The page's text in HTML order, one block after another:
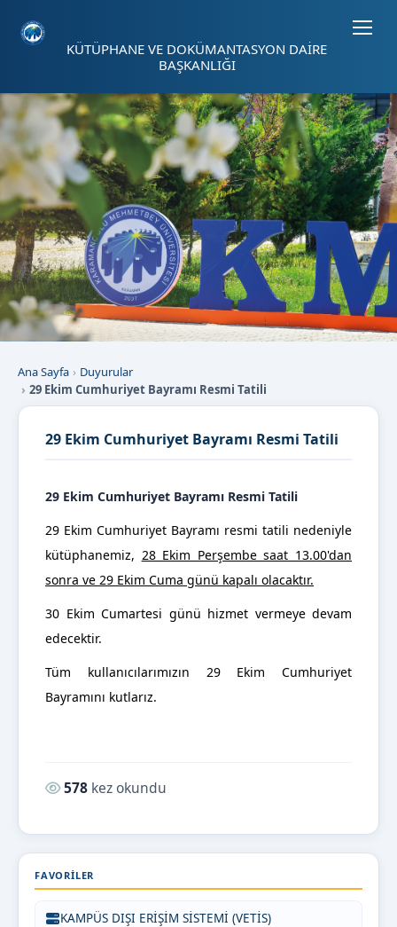
KÜTÜPHANE VE DOKÜMANTASYON DAİRE
BAŞKANLIĞI
Ana Sayfa
Duyurular
29 Ekim Cumhuriyet Bayramı Resmi Tatili
29 Ekim Cumhuriyet Bayramı Resmi Tatili
29 Ekim Cumhuriyet Bayramı Resmi Tatili
29 Ekim Cumhuriyet Bayramı resmi tatili nedeniyle
kütüphanemiz, 28 Ekim Perşembe saat 13.00'dan
sonra ve 29 Ekim Cuma günü kapalı olacaktır.
30 Ekim Cumartesi günü hizmet vermeye devam
edecektir.
Tüm kullanıcılarımızın 29 Ekim Cumhuriyet
Bayramını kutlarız.
Okunma sayısı:
578 kez okundu
FAVORILER
KAMPÜS DIŞI ERİŞİM SİSTEMİ (VETİS)